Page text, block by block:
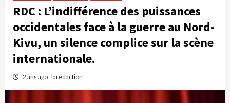
RDC : L’indifférence des puissances
occidentales face à la guerre au Nord-
Kivu, un silence complice sur la scène
internationale.
2 ans ago laredaction